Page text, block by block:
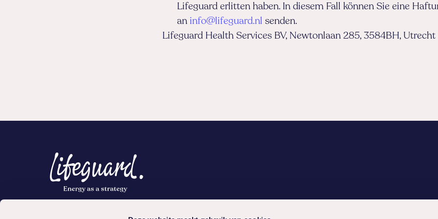
Lifeguard erlitten haben. In diesem Fall können Sie eine
an info@lifeguard.nl senden.
Lifeguard Health Services BV, Newtonlaan 285, 3584BH, Utrecht